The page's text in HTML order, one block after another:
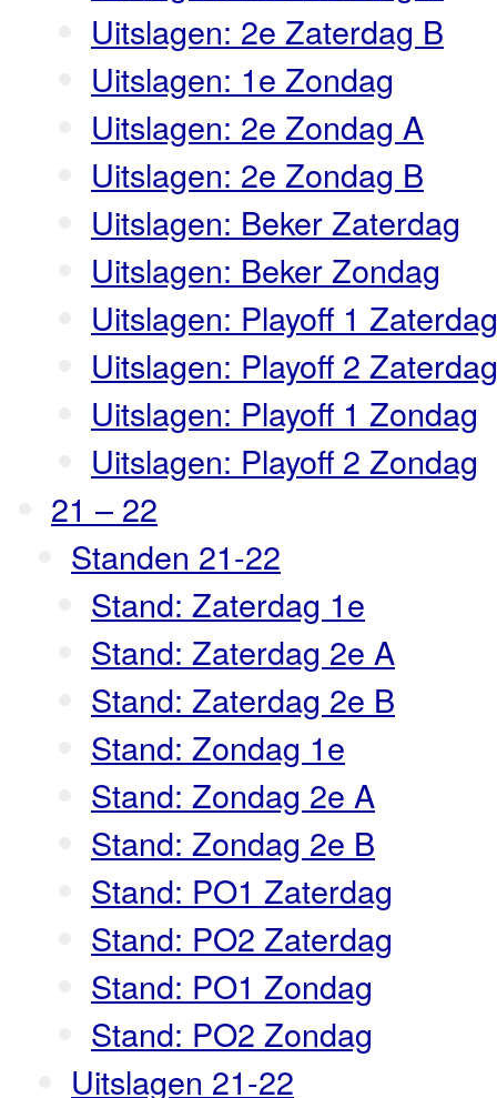
Uitslagen: 2e Zaterdag B
Uitslagen: 1e Zondag
Uitslagen: 2e Zondag A
Uitslagen: 2e Zondag B
Uitslagen: Beker Zaterdag
Uitslagen: Beker Zondag
Uitslagen: Playoff 1 Zaterdag
Uitslagen: Playoff 2 Zaterdag
Uitslagen: Playoff 1 Zondag
Uitslagen: Playoff 2 Zondag
21 – 22
Standen 21-22
Stand: Zaterdag 1e
Stand: Zaterdag 2e A
Stand: Zaterdag 2e B
Stand: Zondag 1e
Stand: Zondag 2e A
Stand: Zondag 2e B
Stand: PO1 Zaterdag
Stand: PO2 Zaterdag
Stand: PO1 Zondag
Stand: PO2 Zondag
Uitslagen 21-22